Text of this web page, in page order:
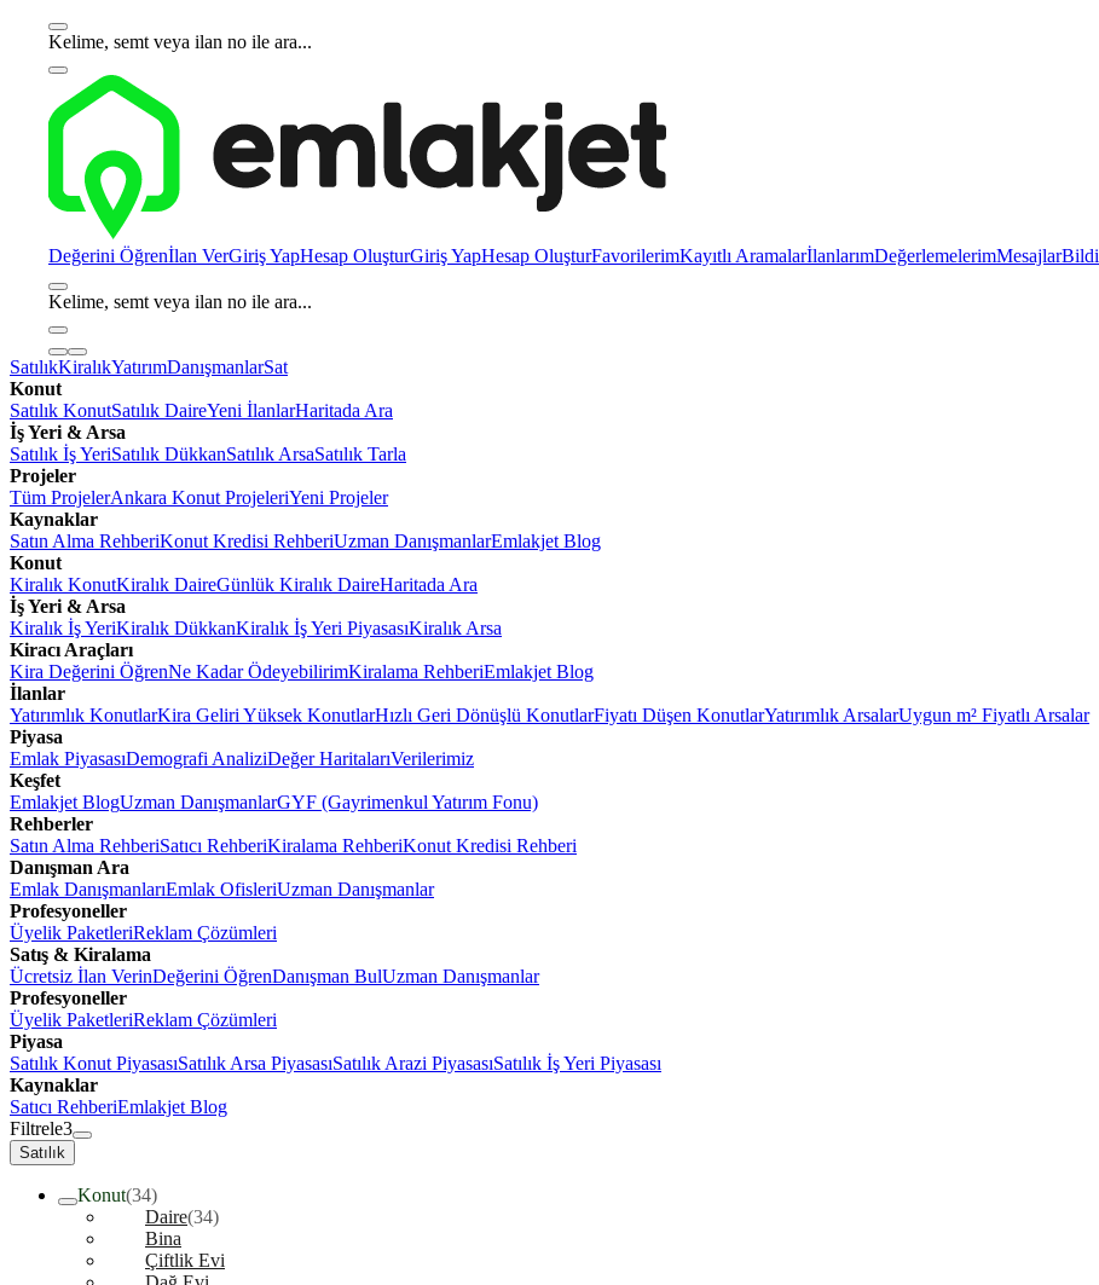
Kelime, semt veya ilan no ile ara...
Değerini Öğrenİlan VerGiriş YapHesap OluşturGiriş YapHesap OluşturFavorilerimKayıtlı AramalarİlanlarımDeğerlemelerimMesajlar
Kelime, semt veya ilan no ile ara...
SatılıkKiralıkYatırımDanışmanlarSat
Konut
Satılık KonutSatılık DaireYeni İlanlarHaritada Ara
İş Yeri & Arsa
Satılık İş YeriSatılık DükkanSatılık ArsaSatılık Tarla
Projeler
Tüm ProjelerAnkara Konut ProjeleriYeni Projeler
Kaynaklar
Satın Alma RehberiKonut Kredisi RehberiUzman DanışmanlarEmlakjet Blog
Konut
Kiralık KonutKiralık DaireGünlük Kiralık DaireHaritada Ara
İş Yeri & Arsa
Kiralık İş YeriKiralık DükkanKiralık İş Yeri PiyasasıKiralık Arsa
Kiracı Araçları
Kira Değerini ÖğrenNe Kadar ÖdeyebilirimKiralama RehberiEmlakjet Blog
İlanlar
Yatırımlık KonutlarKira Geliri Yüksek KonutlarHızlı Geri Dönüşlü KonutlarFiyatı Düşen KonutlarYatırımlık ArsalarUygun m² Fiyatlı Arsalar
Piyasa
Emlak PiyasasıDemografi AnaliziDeğer HaritalarıVerilerimiz
Keşfet
Emlakjet BlogUzman DanışmanlarGYF (Gayrimenkul Yatırım Fonu)
Rehberler
Satın Alma RehberiSatıcı RehberiKiralama RehberiKonut Kredisi Rehberi
Danışman Ara
Emlak DanışmanlarıEmlak OfisleriUzman Danışmanlar
Profesyoneller
Üyelik PaketleriReklam Çözümleri
Satış & Kiralama
Ücretsiz İlan VerinDeğerini ÖğrenDanışman BulUzman Danışmanlar
Profesyoneller
Üyelik PaketleriReklam Çözümleri
Piyasa
Satılık Konut PiyasasıSatılık Arsa PiyasasıSatılık Arazi PiyasasıSatılık İş Yeri Piyasası
Kaynaklar
Satıcı RehberiEmlakjet Blog
Filtrele3
Satılık
Konut(34)
Daire(34)
Bina
Çiftlik Evi